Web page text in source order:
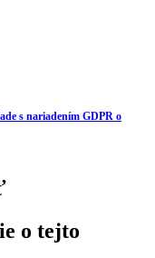
s nariadením GDPR o
o tejto